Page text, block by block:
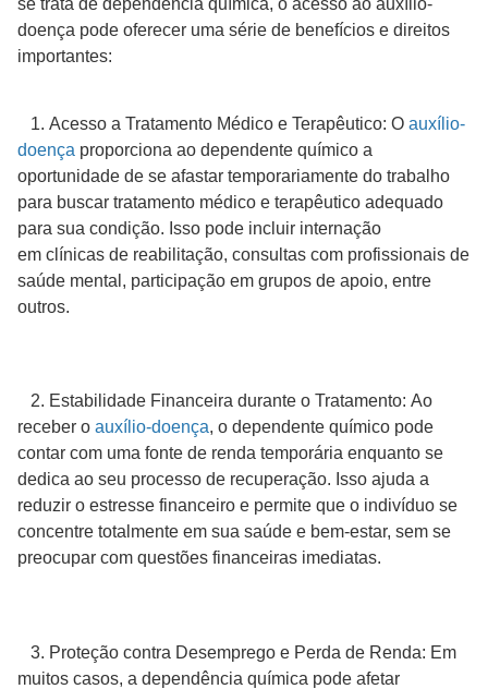
doença pode oferecer uma série de benefícios e direitos
importantes:
1. Acesso a Tratamento Médico e Terapêutico: O auxílio-
doença proporciona ao dependente químico a
oportunidade de se afastar temporariamente do trabalho
para buscar tratamento médico e terapêutico adequado
para sua condição. Isso pode incluir internação
em clínicas de reabilitação, consultas com profissionais de
saúde mental, participação em grupos de apoio, entre
outros.
2. Estabilidade Financeira durante o Tratamento: Ao
receber o auxílio-doença, o dependente químico pode
contar com uma fonte de renda temporária enquanto se
dedica ao seu processo de recuperação. Isso ajuda a
reduzir o estresse financeiro e permite que o indivíduo se
concentre totalmente em sua saúde e bem-estar, sem se
preocupar com questões financeiras imediatas.
3. Proteção contra Desemprego e Perda de Renda: Em
muitos casos, a dependência química pode afetar